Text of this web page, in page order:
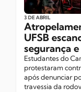
3 DE ABRIL
UFSB
segurança
Estudantes do
protestaram
após denunciar
travessia da